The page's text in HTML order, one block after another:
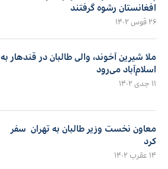
افغانستان رشوه گرفتند
۲۶ قوس ۱۴۰۲
ملا شیرین آخوند، والی طالبان در قندهار به
اسلام‌آباد می‌رود
۱۱ جدی ۱۴۰۲
معاون نخست وزیر طالبان به تهران سفر
کرد
۱۴ عقرب ۱۴۰۲